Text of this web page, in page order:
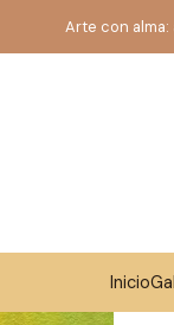
Inicio
Arte con alma:
Inicio Galería